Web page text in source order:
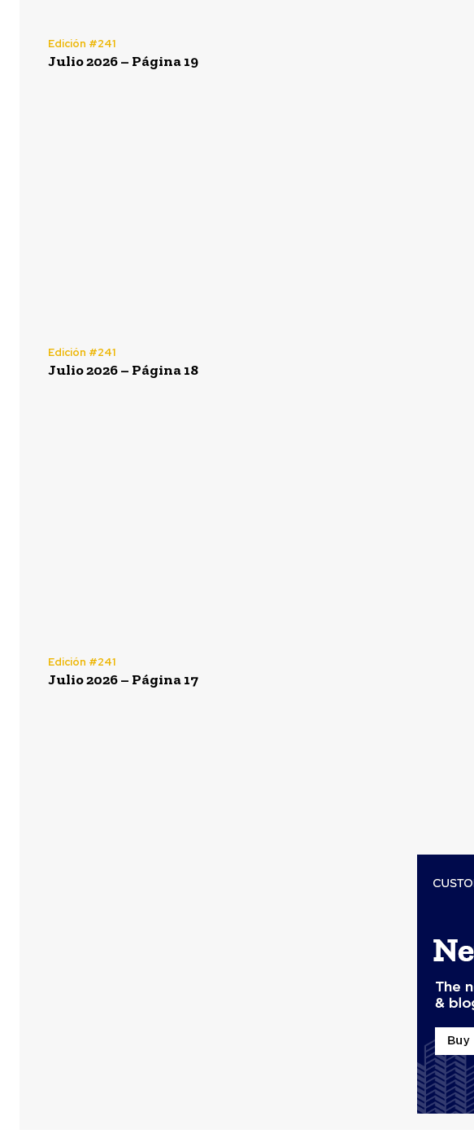
Edición #241
Julio 2026 – Página 19
Edición #241
Julio 2026 – Página 18
Edición #241
Julio 2026 – Página 17